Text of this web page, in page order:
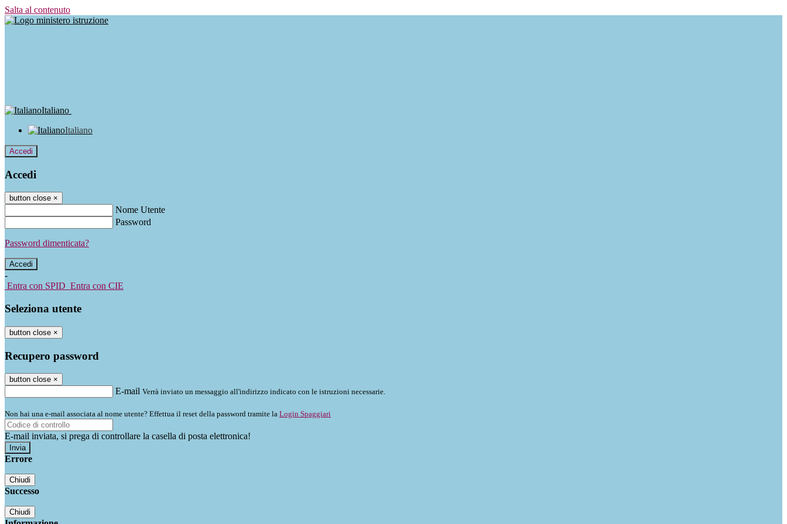
Salta al contenuto
Italiano
Italiano
Accedi
Accedi
button close ×
Nome Utente
Password
Password dimenticata?
-
Entra con SPID Entra con CIE
Seleziona utente
button close ×
Recupero password
button close ×
E-mail Verrà inviato un messaggio all'indirizzo indicato con le istruzioni necessarie.
Non hai una e-mail associata al nome utente? Effettua il reset della password tramite la Login Spaggiari
E-mail inviata, si prega di controllare la casella di posta elettronica!
Errore
Chiudi
Successo
Chiudi